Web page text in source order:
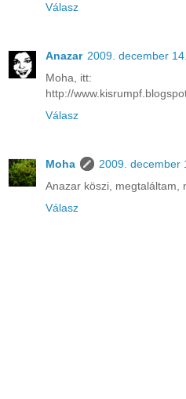
Válasz
Anazar 2009. december
Moha, itt:
http://
Válasz
Moha
2009. december
Anazar köszi, megtaláltam,
Válasz